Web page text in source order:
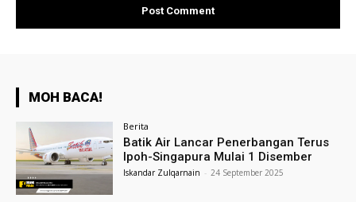
MOH BACA!
Berita
Batik Air Lancar Penerbangan Terus
Ipoh-Singapura Mulai 1 Disember
Iskandar Zulqarnain - 24 September 2025